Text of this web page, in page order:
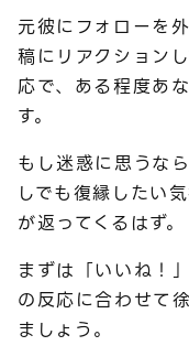
元彼にフォローを
稿にリアクション
応で、ある程度あ
す。
もし迷惑に思うな
しでも復縁したい
が返ってくるはず。
まずは「いいね！
の反応に合わせて
ましょう。